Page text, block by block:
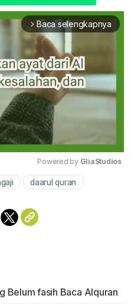
arrow_forward_ios Baca selengkapnya
Mute
Powered by GliaStudios
daarul quran
Belum fasih Baca Alquran